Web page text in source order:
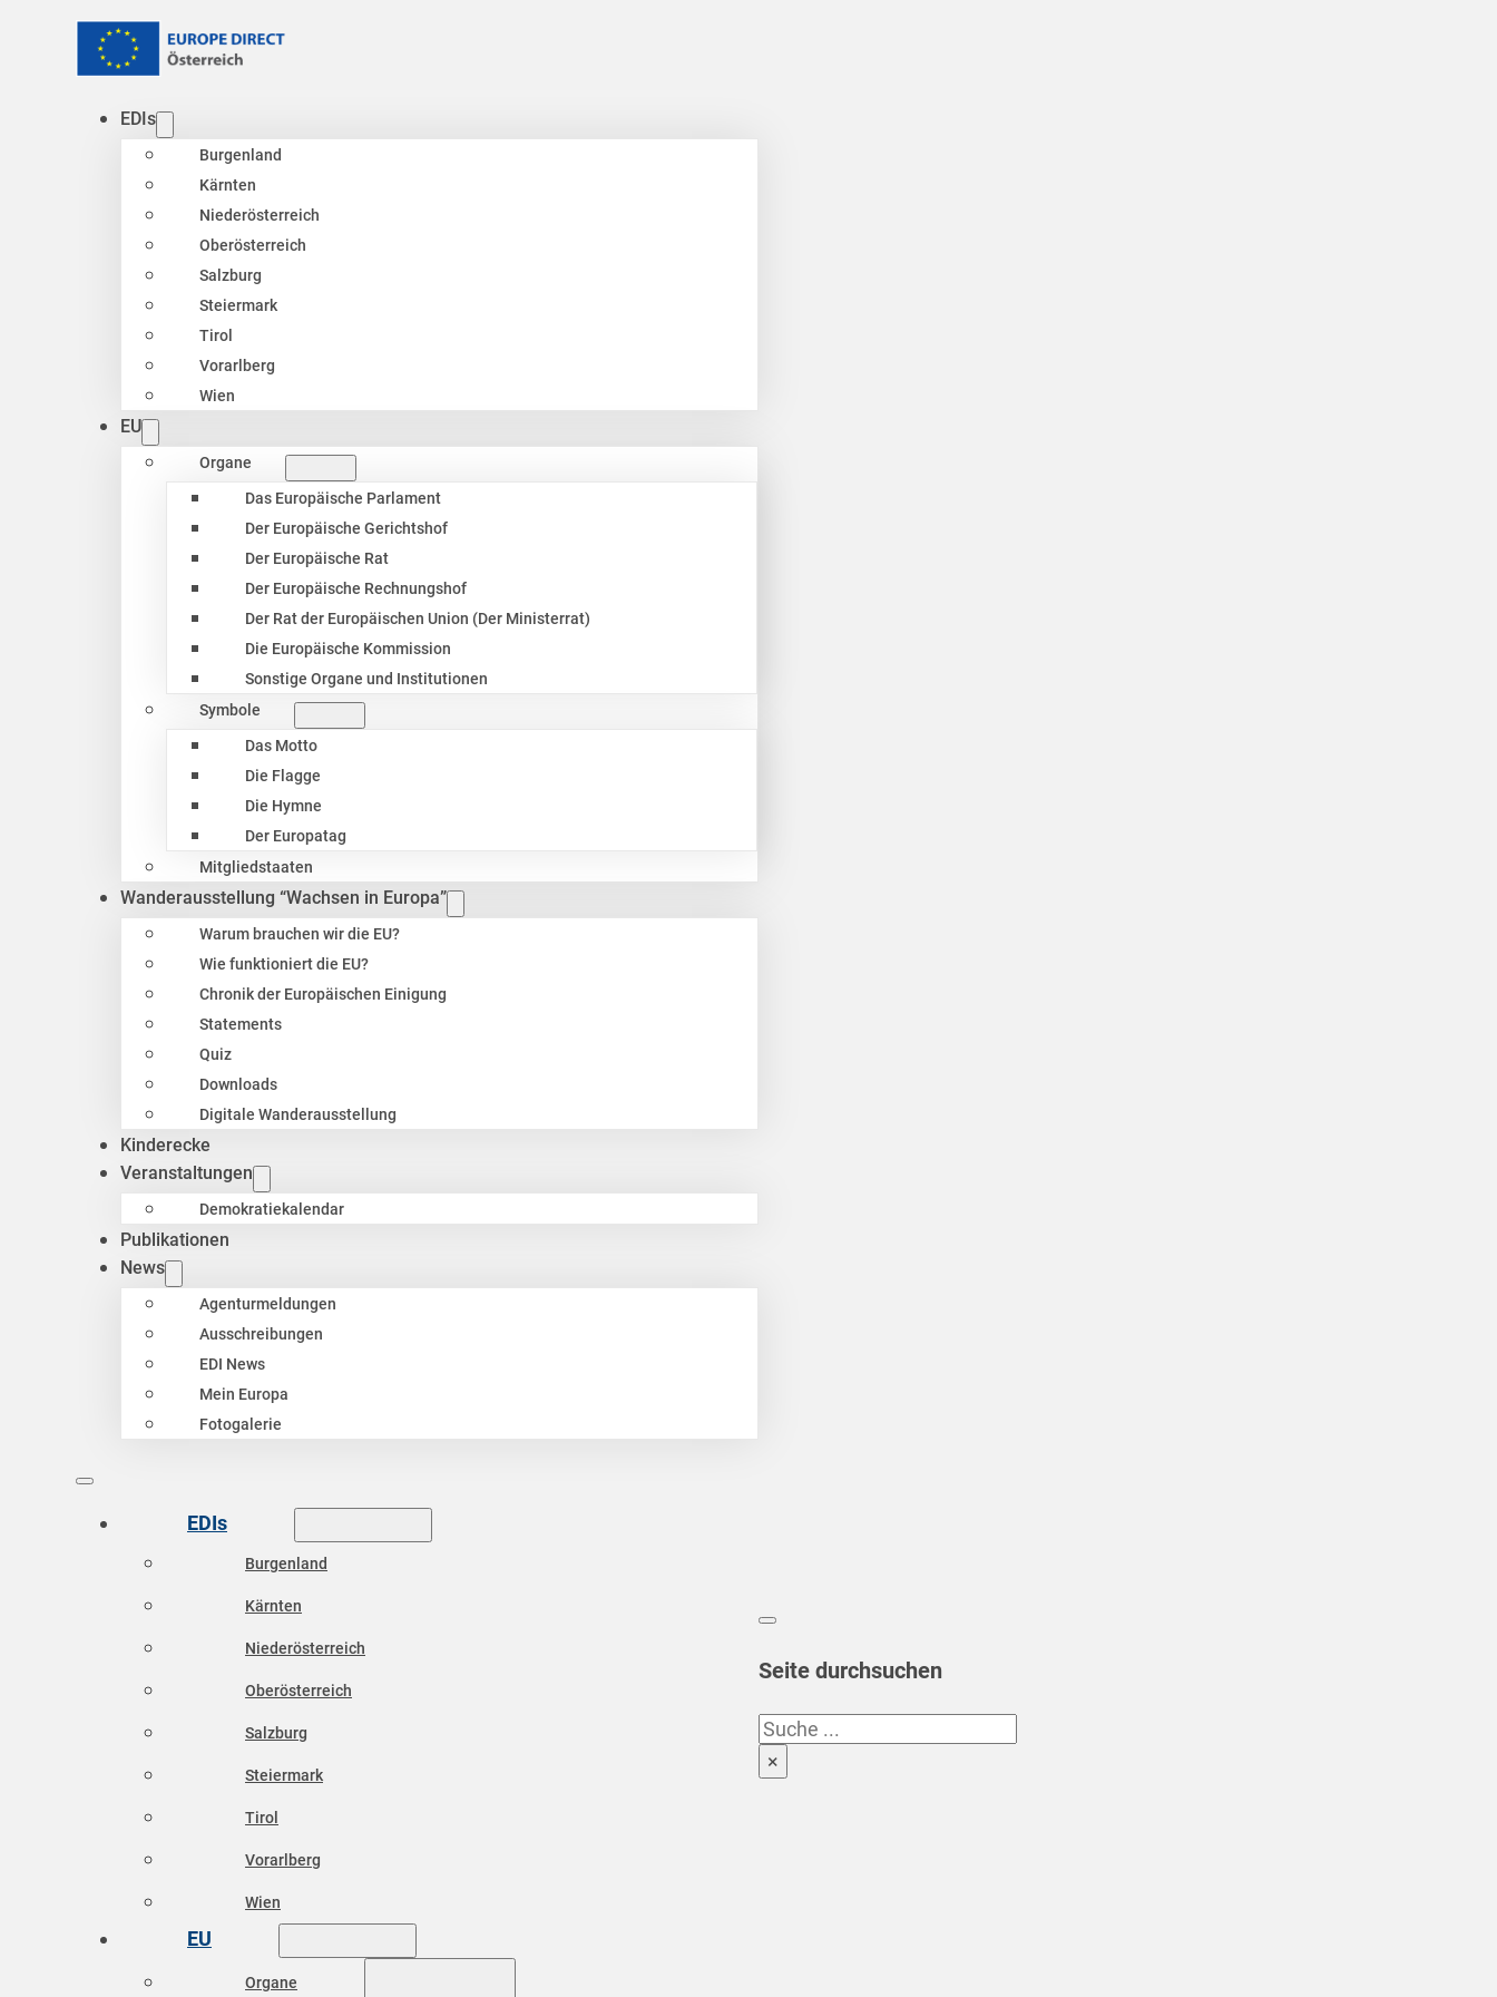
EDIs
Burgenland
Kärnten
Niederösterreich
Oberösterreich
Salzburg
Steiermark
Tirol
Vorarlberg
Wien
EU
Organe
Das Europäische Parlament
Der Europäische Gerichtshof
Der Europäische Rat
Der Europäische Rechnungshof
Der Rat der Europäischen Union (Der Ministerrat)
Die Europäische Kommission
Sonstige Organe und Institutionen
Symbole
Das Motto
Die Flagge
Die Hymne
Der Europatag
Mitgliedstaaten
Wanderausstellung “Wachsen in Europa”
Warum brauchen wir die EU?
Wie funktioniert die EU?
Chronik der Europäischen Einigung
Statements
Quiz
Downloads
Digitale Wanderausstellung
Kinderecke
Veranstaltungen
Demokratiekalendar
Publikationen
News
Agenturmeldungen
Ausschreibungen
EDI News
Mein Europa
Fotogalerie
EDIs
Burgenland
Kärnten
Niederösterreich
Oberösterreich
Salzburg
Steiermark
Tirol
Vorarlberg
Wien
EU
Organe
Seite durchsuchen
Suchen
×